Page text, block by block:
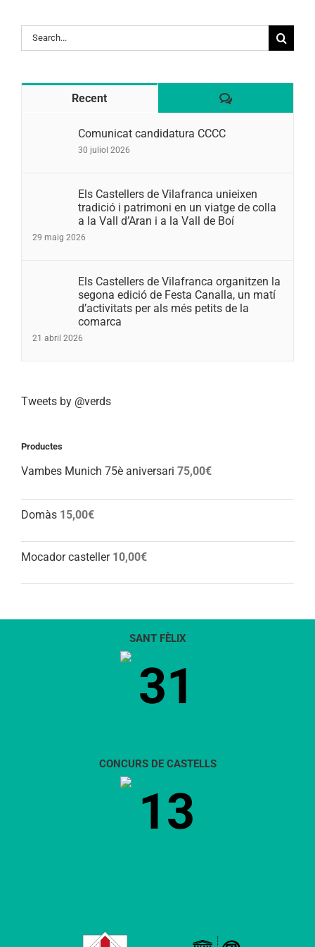
Search
for:
Recent Comentaris
Comunicat candidatura CCCC
30 juliol 2026
Els Castellers de Vilafranca unieixen
tradició i patrimoni en un viatge de colla
a la Vall d’Aran i a la Vall de Boí
29 maig 2026
Els Castellers de Vilafranca organitzen la
segona edició de Festa Canalla, un matí
d’activitats per als més petits de la
comarca
21 abril 2026
Tweets by @verds
Productes
Vambes Munich 75è aniversari 75,00€
Domàs 15,00€
Mocador casteller 10,00€
SANT FÈLIX
31
CONCURS DE CASTELLS
13